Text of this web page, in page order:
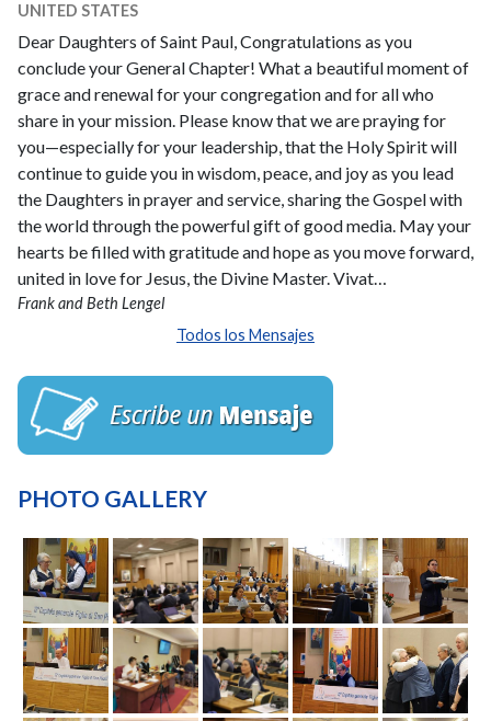
UNITED STATES
Dear Daughters of Saint Paul, Congratulations as you
conclude your General Chapter! What a beautiful moment of
grace and renewal for your congregation and for all who
share in your mission. Please know that we are praying for
you—especially for your leadership, that the Holy Spirit will
continue to guide you in wisdom, peace, and joy as you lead
the Daughters in prayer and service, sharing the Gospel with
the world through the powerful gift of good media. May your
hearts be filled with gratitude and hope as you move forward,
united in love for Jesus, the Divine Master. Vivat…
Frank and Beth Lengel
Todos los Mensajes
PHOTO GALLERY